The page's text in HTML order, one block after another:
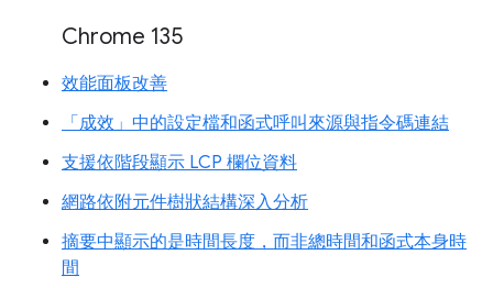
Chrome 135
效能面板改善
「成效」中的設定檔和函式呼叫來源與指令碼連結
支援依階段顯示 LCP 欄位資料
網路依附元件樹狀結構深入分析
摘要中顯示的是時間長度，而非總時間和函式本身時
間